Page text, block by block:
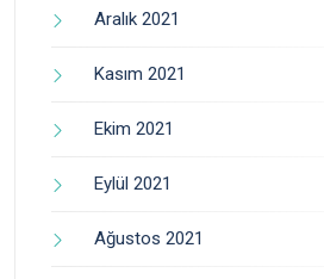
Aralık 2021
Kasım 2021
Ekim 2021
Eylül 2021
Ağustos 2021